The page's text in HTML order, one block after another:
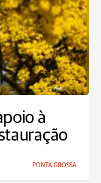
à
PONTA GROSSA